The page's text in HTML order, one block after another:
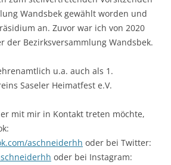
Wandsbek gewählt worden und
an. Zuvor war ich von 2020
der Bezirksversammlung Wandsbek.
u.a. auch als 1.
Saseler Heimatfest e.V.
mit mir in Kontakt treten möchte,
aschneiderhh oder bei Twitter:
oder bei Instagram: